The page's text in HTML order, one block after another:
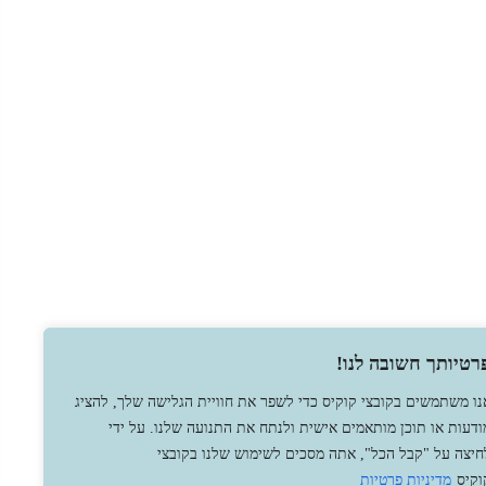
חשובה לנו!
משתמשים בקובצי קוקיס כדי לשפר את חוויית הגלישה שלך, להציג
או תוכן מותאמים אישית ולנתח את התנועה שלנו. על ידי
על "קבל הכל", אתה מסכים לשימוש שלנו בקובצי
מדיניות פרטיות